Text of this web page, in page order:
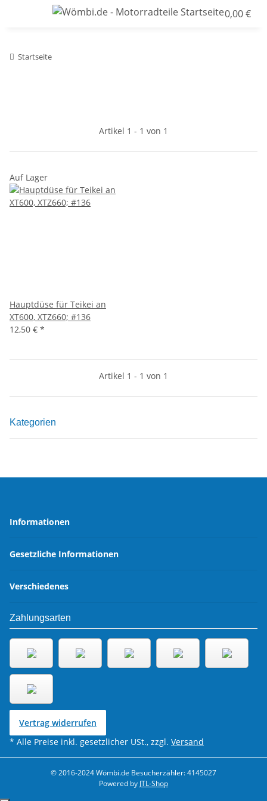
0,00 €
Startseite
Artikel 1 - 1 von 1
Auf Lager
Hauptdüse für Teikei an
XT600, XTZ660; #136
12,50 € *
Artikel 1 - 1 von 1
Kategorien
Informationen
Gesetzliche Informationen
Verschiedenes
Zahlungsarten
Vertrag widerrufen
* Alle Preise inkl. gesetzlicher USt., zzgl. Versand
© 2016-2024 Wömbi.de Besucherzähler: 4145027
Powered by JTL-Shop